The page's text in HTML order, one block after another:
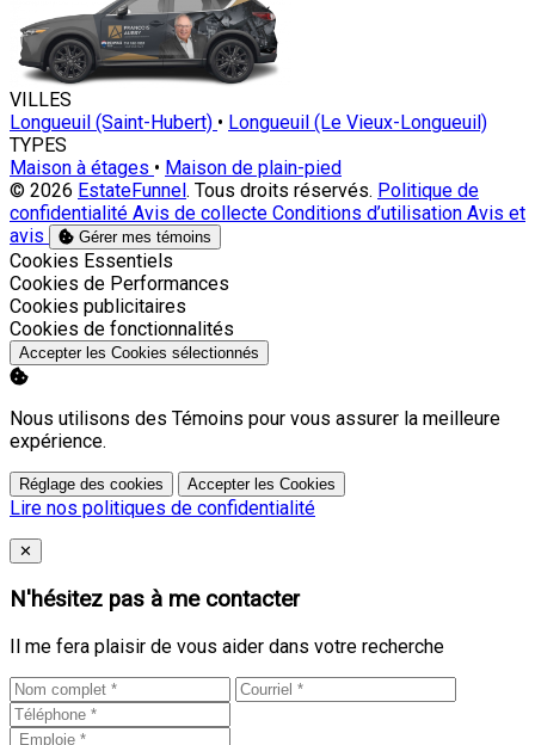
VILLES
Longueuil (Saint-Hubert) • Longueuil (Le Vieux-Longueuil)
TYPES
Maison à étages • Maison de plain-pied
© 2026 EstateFunnel. Tous droits réservés. Politique de
confidentialité Avis de collecte Conditions d’utilisation Avis et
avis
Gérer mes témoins
Activer
Cookies Essentiels
Activer
Cookies de Performances
Activer
Cookies publicitaires
Activer
Cookies de fonctionnalités
Accepter les Cookies sélectionnés
Nous utilisons des Témoins pour vous assurer la meilleure
expérience.
Réglage des cookies Accepter les Cookies
Lire nos politiques de confidentialité
Close
✕
N'hésitez pas à me contacter
Il me fera plaisir de vous aider dans votre recherche